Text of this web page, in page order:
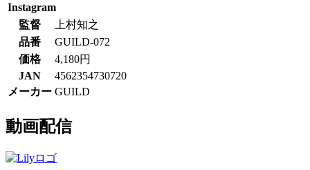
Instagram
監督
上村知之
品番
GUILD-072
価格
4,180円
JAN
4562354730720
メーカー GUILD
動画配信